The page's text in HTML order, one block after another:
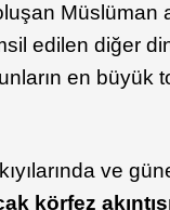
Müslüman
edilen diğer
en büyük
ve
körfez